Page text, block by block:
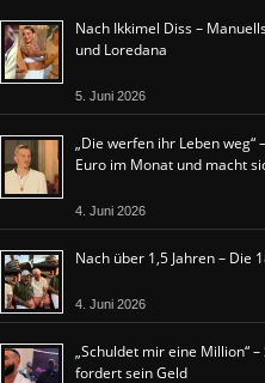
Nach Ikkimel Diss –
und Loredana
5. Juni 2026
„Die werfen ihr Leben
Euro im Monat und macht
4. Juni 2026
Nach über 1,5 Jahren – Die
4. Juni 2026
„Schuldet mir eine Million“
fordert sein Geld